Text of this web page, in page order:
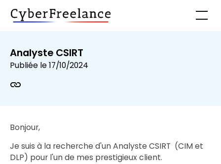
Analyste CSIRT
Publiée le17/10/2024
Bonjour,
Je suis à la recherche d'un Analyste CSIRT (CIM et
DLP) pour l'un de mes prestigieux client.